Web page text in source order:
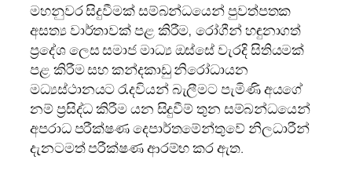
මහනුවර සිදුවීමක් සම්බන්ධයෙන් පුවත්පතක
අසත්‍ය වාර්තාවක් පළ කිරීම, රෝගීන් හඳුනාගත්
ප්‍රදේශ ලෙස සමාජ මාධ්‍ය ඔස්සේ වැරදි සිතියමක්
පළ කිරීම සහ කන්දකාඩු නිරෝධායන
මධ්‍යස්ථානයට රැදවියන් බැලීමට පැමිණි අයගේ
නම් ප්‍රසිද්ධ කිරීම යන සිදුවීම් තුන සම්බන්ධයෙන්
අපරාධ පරීක්ෂණ දෙපාර්තමේන්තුවේ නිලධාරීන්
දැනටමත් පරීක්ෂණ ආරම්භ කර ඇත.